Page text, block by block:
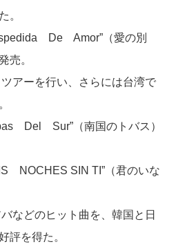
。
De Amor”（愛の別
売。
アーを行い、さらには台湾で
Del Sur”（南国のトバス）
NOCHES SIN TI”（君のいな
などのヒット曲を、韓国と日
評を得た。